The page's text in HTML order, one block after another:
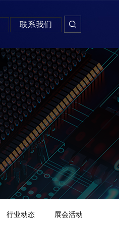
联系我们
行业动态 展会活动